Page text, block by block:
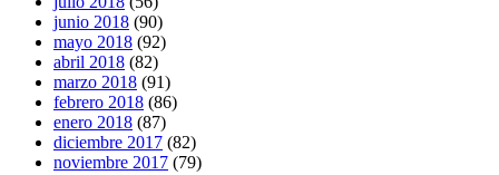
junio 2018 (90)
mayo 2018 (92)
abril 2018 (82)
marzo 2018 (91)
febrero 2018 (86)
enero 2018 (87)
diciembre 2017 (82)
noviembre 2017 (79)